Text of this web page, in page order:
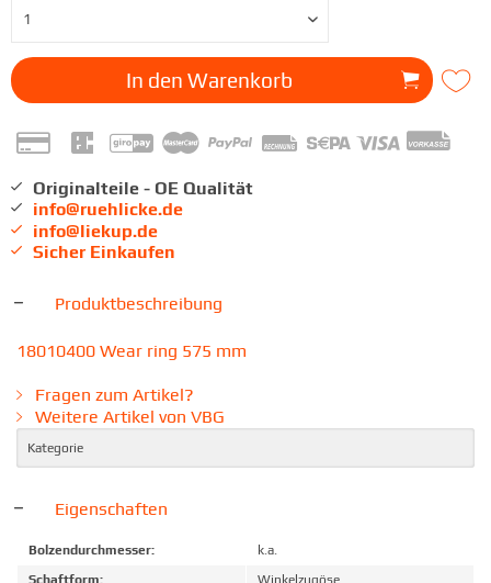
In den Warenkorb
Originalteile - OE Qualität
info@ruehlicke.de
info@liekup.de
Sicher Einkaufen
Produktbeschreibung
18010400 Wear ring 575 mm
Fragen zum Artikel?
Weitere Artikel von VBG
Kategorie
Eigenschaften
Bolzendurchmesser:
k.a.
Schaftform:
Winkelzugöse